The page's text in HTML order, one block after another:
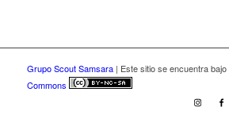
Grupo Scout Samsara| Este sitio se encuentra bajo
Commons